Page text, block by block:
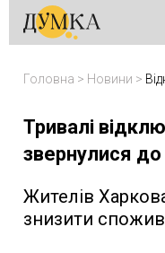
Головна > Новини >
Тривалі
звернулися до
Жителів
знизити